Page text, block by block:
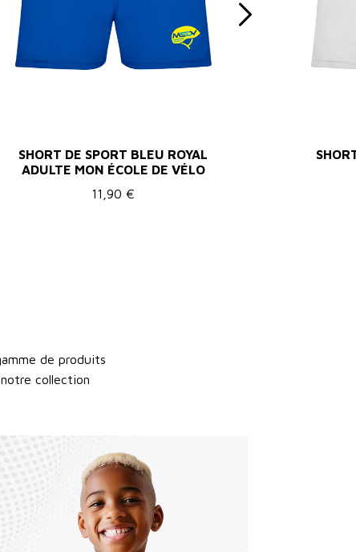
SHORT DE SPORT BLEU ROYAL
ADULTE MON ÉCOLE DE VÉLO
11,90 €
de produits
collection